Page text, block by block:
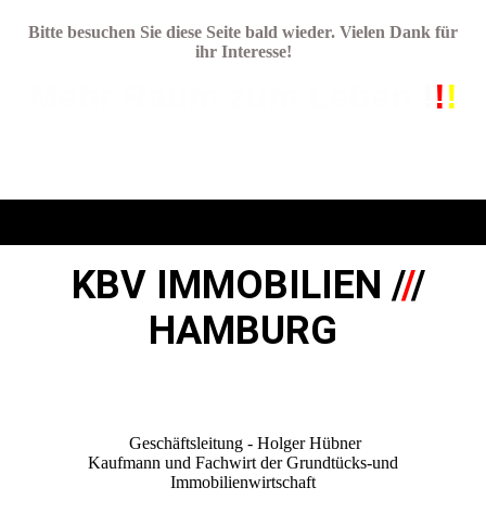
Bitte besuchen Sie diese Seite bald wieder. Vielen Dank für
ihr Interesse!
!!
KBV IMMOBILIEN ///
HAMBURG
Geschäftsleitung - Holger Hübner
Kaufmann und Fachwirt der Grundtücks-und
Immobilienwirtschaft